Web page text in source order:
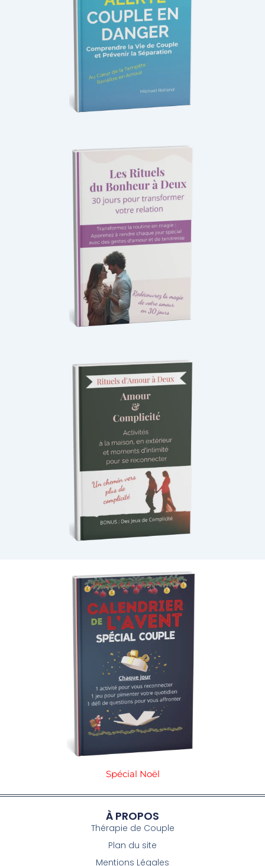
Spécial Noël
À PROPOS
Thérapie de Couple
Plan du site
Mentions Légales